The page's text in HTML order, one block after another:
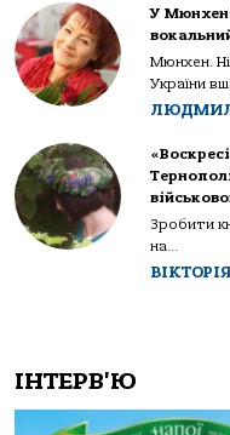
У
Мюнхен.
України
Зробити
на...
ІНТЕРВ'Ю